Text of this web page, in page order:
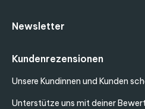
Kundenrezensionen
Unsere Kundinnen und Kunden
Unterstütze uns mit deiner
Newsletter